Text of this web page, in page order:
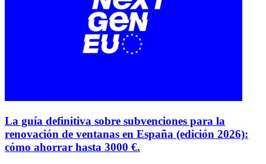
La guía definitiva sobre subvenciones para la
renovación de ventanas en España (edición 2026):
cómo ahorrar hasta 3000 €.